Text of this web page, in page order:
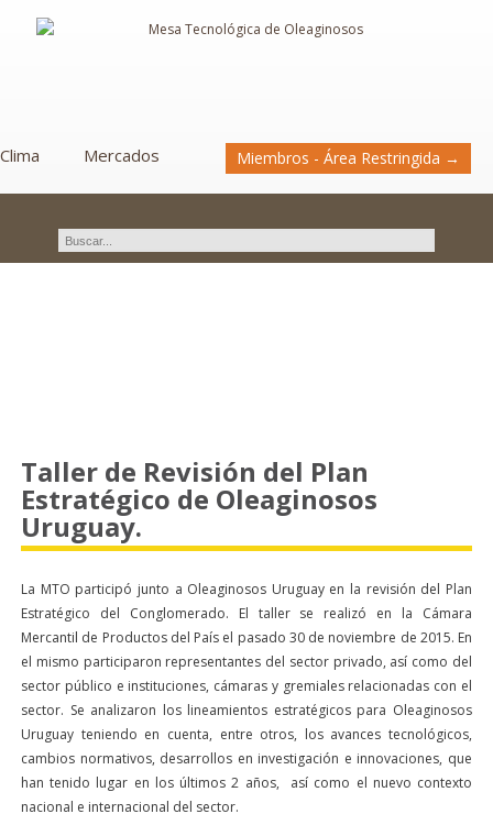
Clima Mercados Miembros - Área Restringida →
Taller de Revisión del Plan
Estratégico de Oleaginosos
Uruguay.
La MTO participó junto a Oleaginosos Uruguay en la revisión del Plan
Estratégico del Conglomerado. El taller se realizó en la Cámara
Mercantil de Productos del País el pasado 30 de noviembre de 2015. En
el mismo participaron representantes del sector privado, así como del
sector público e instituciones, cámaras y gremiales relacionadas con el
sector. Se analizaron los lineamientos estratégicos para Oleaginosos
Uruguay teniendo en cuenta, entre otros, los avances tecnológicos,
cambios normativos, desarrollos en investigación e innovaciones, que
han tenido lugar en los últimos 2 años, así como el nuevo contexto
nacional e internacional del sector.